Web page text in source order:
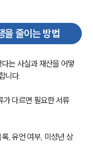
을 줄이는 방법
는 사실과 재산을 어떻
니다.
가 다르면 필요한 서류
, 유언 여부, 미성년 상